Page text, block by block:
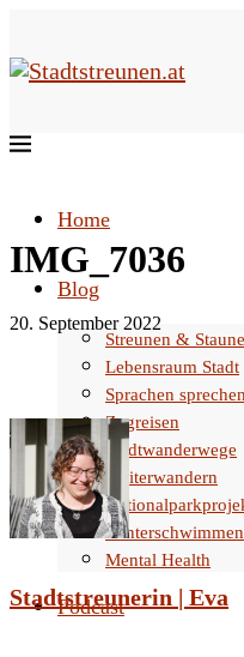
Home
Blog
Streunen &
Lebensraum Stadt
Sprachen sprechen
Zugreisen
Stadtwanderwege
Weiterwandern
Winterschwimmen
Mental Health
Podcast
IMG_7036
20. September 2022
Stadtstreunerin | Eva